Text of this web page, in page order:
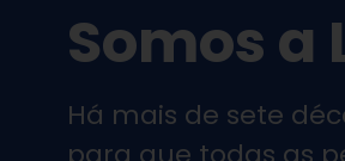
Somos a
Há mais de sete